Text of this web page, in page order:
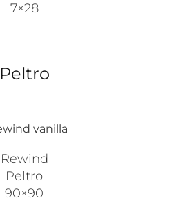
7×28
Peltro
Rewind
Peltro
90×90